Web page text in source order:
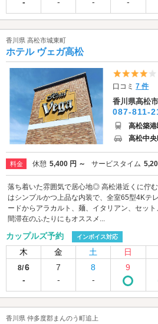
香川県 高松市城東町
ホテル ヴェガ高松
口コミ7 件
香川県高松
087-811-
高松築
高松中
料金 休憩 5,400 円 ～ サービスタイム
落ち着いた雰囲気で居心地◎ 高松港近くに佇
はシンプルかつ上品な内装で、全室65型4Kテ
ードからアラカルト、麺、イタリアン、セッ
間滞在のふたりにもオススメ...
カップルズ予約 インボイス対応
木 金 土 日
8/6
-
7
-
8
-
9
香川県 仲多度郡まんのう町追上